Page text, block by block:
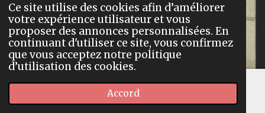
Ce site utilise des cookies afin d’améliorer
votre expérience utilisateur et vous
proposer des annonces personnalisées. En
continuant d'utiliser ce site, vous confirmez
que vous acceptez notre politique
d’utilisation des cookies.
Accord
Carte